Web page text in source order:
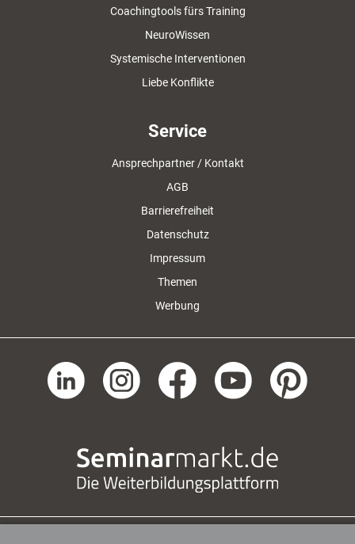
Coachingtools fürs Training
NeuroWissen
Systemische Interventionen
Liebe Konflikte
Service
Ansprechpartner / Kontakt
AGB
Barrierefreiheit
Datenschutz
Impressum
Themen
Werbung